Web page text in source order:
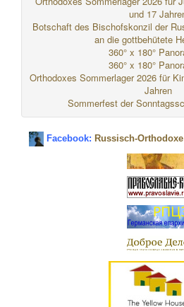
und 17
Botschaft des Bischofskonzil der
an die gottbehütete
360° x 180°
360° x 180°
Orthodoxes Sommerlager 2026 für
Jahren
Sommerfest der
Facebook: Russisch-